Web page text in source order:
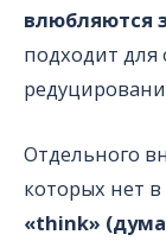
влюбляются
подходит для
Отдельного
которых нет в
«think»